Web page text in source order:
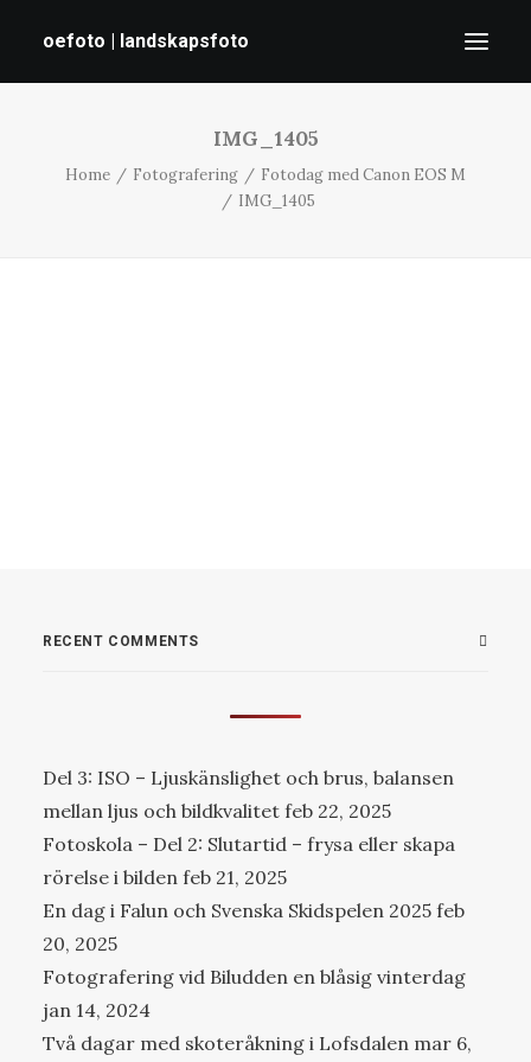
oefoto | landskapsfoto
GALLERI
IMG_1405
Home Fotografering
Fotodag med Canon EOS M
IMG_1405
RECENT COMMENTS
Del 3: ISO – Ljuskänslighet och brus, balansen
mellan ljus och bildkvalitet feb 22, 2025
Fotoskola – Del 2: Slutartid – frysa eller skapa
rörelse i bilden feb 21, 2025
En dag i Falun och Svenska Skidspelen 2025 feb
20, 2025
Fotografering vid Biludden en blåsig vinterdag
jan 14, 2024
Två dagar med skoteråkning i Lofsdalen mar 6,